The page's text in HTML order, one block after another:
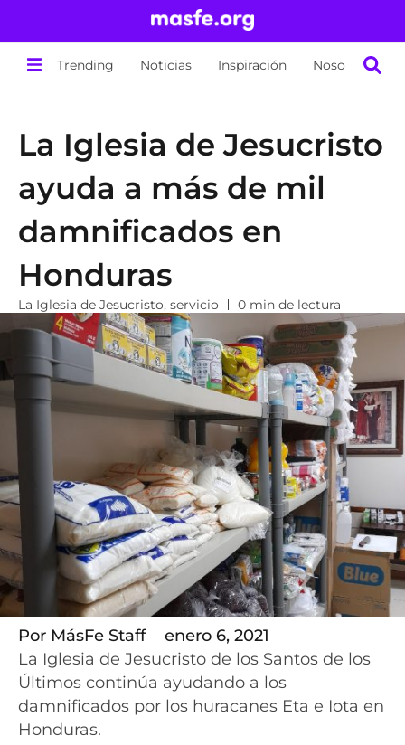
Trending Noticias Inspiración Nosotros
La Iglesia de Jesucristo
ayuda a más de mil
damnificados en
Honduras
La Iglesia de Jesucristo, servicio 0 min de lectura
Por MásFe Staff
enero 6, 2021
La Iglesia de Jesucristo de los Santos de los
Últimos continúa ayudando a los
damnificados por los huracanes Eta e Iota en
Honduras.